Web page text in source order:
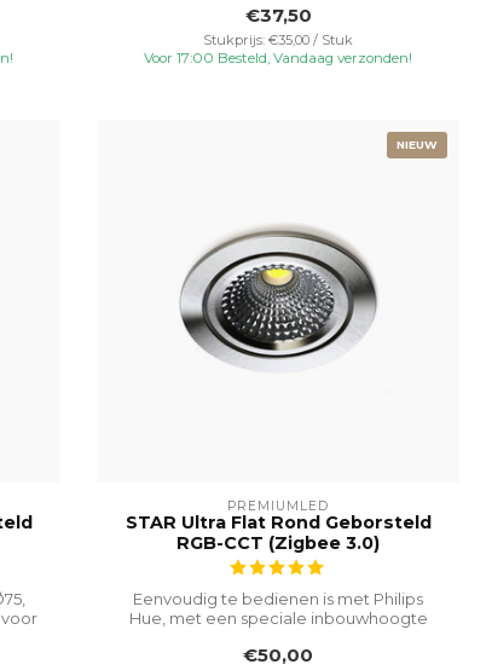
€37,50
Stukprijs: €35,00 / Stuk
Voor 17:00 Besteld, Vandaag verzonden!
NIEUW
PREMIUMLED
STAR Ultra Flat Rond Geborsteld
RGB-CCT (Zigbee 3.0)
Eenvoudig te bedienen is met Philips
Hue, met een speciale inbouwhoogte
€50,00